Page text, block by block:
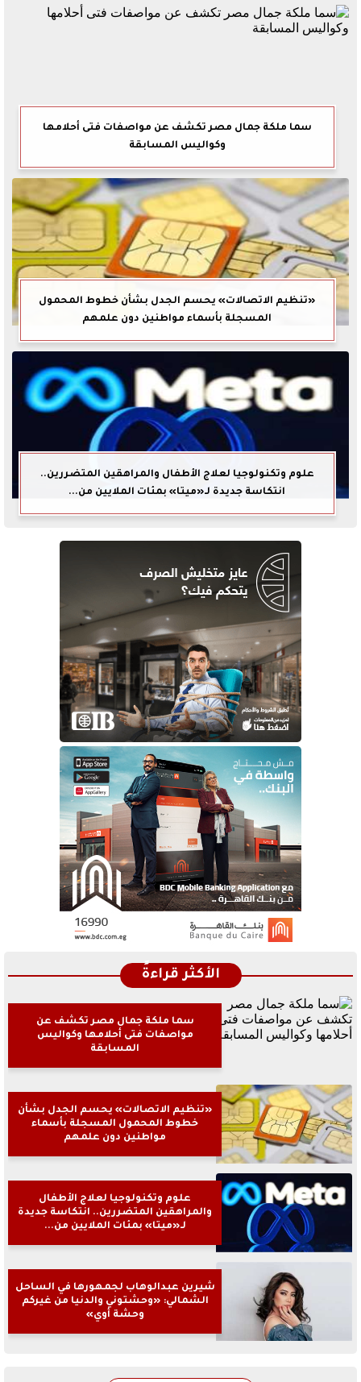
سما ملكة جمال مصر تكشف عن مواصفات فتى أحلامها
وكواليس المسابقة
«تنظيم الاتصالات» يحسم الجدل بشأن خطوط المحمول
المسجلة بأسماء مواطنين دون علمهم
علوم وتكنولوجيا لعلاج الأطفال والمراهقين المتضررين..
انتكاسة جديدة لـ«ميتا» بمئات الملايين من...
الأكثر قراءةً
سما ملكة جمال مصر تكشف عن
مواصفات فتى أحلامها وكواليس
المسابقة
«تنظيم الاتصالات» يحسم الجدل بشأن
خطوط المحمول المسجلة بأسماء
مواطنين دون علمهم
علوم وتكنولوجيا لعلاج الأطفال
والمراهقين المتضررين.. انتكاسة جديدة
لـ«ميتا» بمئات الملايين من...
شيرين عبدالوهاب لجمهورها في الساحل
الشمالي: «وحشتوني والدنيا من غيركم
وحشة أوي»